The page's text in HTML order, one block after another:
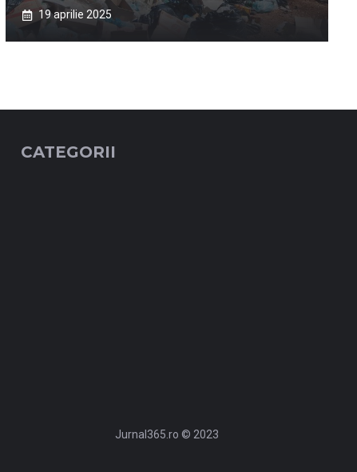
19 aprilie 2025
CATEGORII
Jurnal365.ro © 2023